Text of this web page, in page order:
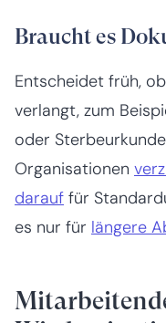
Braucht es
Entscheidet früh,
verlangt, zum
oder
Organisationen
darauf für
es nur für längere